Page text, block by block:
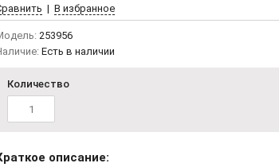
| В избранное
253956
Есть в наличии
Количество
описание: